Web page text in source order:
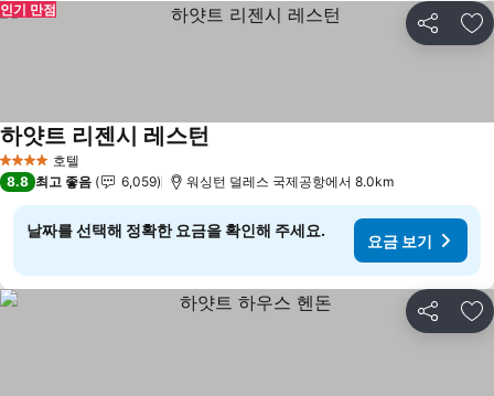
공유 즐
인기 만점
4 성급 호텔
하얏트 리젠시 레스턴
8.8 최고 좋음 6,059 워싱턴 덜레스 국제공항에서 8.0km
날짜를 선택해 정확한 요금을 확인해 주세요.
요금 보기
공유 즐